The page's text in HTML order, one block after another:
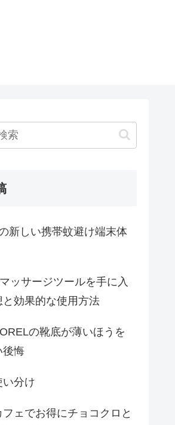
新しい携帯蚊避け端末体
ッサージツールを手に入
効果的な使用方法
の靴底が薄いほうを
後悔
い分け
ェでお得にチョコクロと